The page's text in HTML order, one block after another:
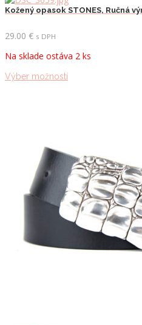
Kožený opasok STONES, Ručná
29.00 € s DPH
Na sklade ostáva 2 ks
Výber možnostíTento
môžete
vybrať
na
stránke
produktu.